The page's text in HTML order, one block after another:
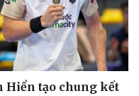
Hiển tạo chung kết